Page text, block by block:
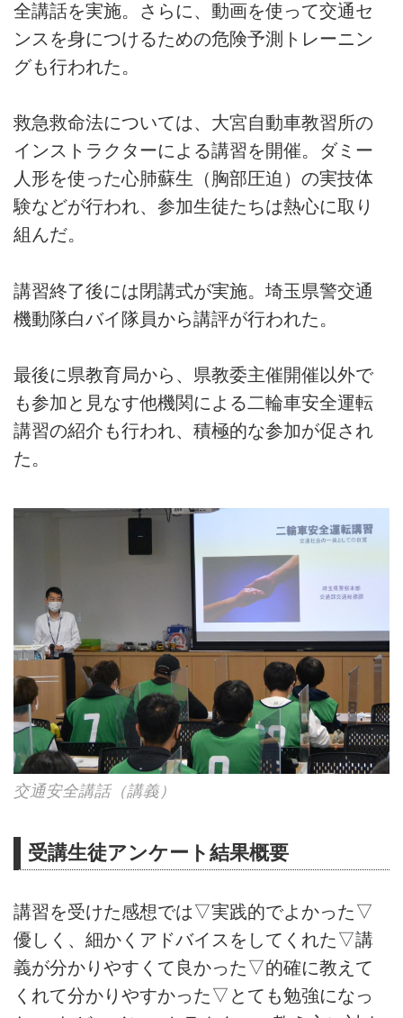
全講話を実施。さらに、動画を使って交通セ
ンスを身につけるための危険予測トレーニン
グも行われた。
救急救命法については、大宮自動車教習所の
インストラクターによる講習を開催。ダミー
人形を使った心肺蘇生（胸部圧迫）の実技体
験などが行われ、参加生徒たちは熱心に取り
組んだ。
講習終了後には閉講式が実施。埼玉県警交通
機動隊白バイ隊員から講評が行われた。
最後に県教育局から、県教委主催開催以外で
も参加と見なす他機関による二輪車安全運転
講習の紹介も行われ、積極的な参加が促され
た。
交通安全講話（講義）
受講生徒アンケート結果概要
講習を受けた感想では▽実践的でよかった▽
優しく、細かくアドバイスをしてくれた▽講
義が分かりやすくて良かった▽的確に教えて
くれて分かりやすかった▽とても勉強になっ